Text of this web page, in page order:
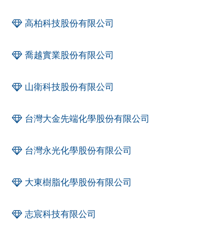
高柏科技股份有限公司
喬越實業股份有限公司
山衛科技股份有限公司
台灣大金先端化學股份有限公司
台灣永光化學股份有限公司
大東樹脂化學股份有限公司
志宸科技有限公司